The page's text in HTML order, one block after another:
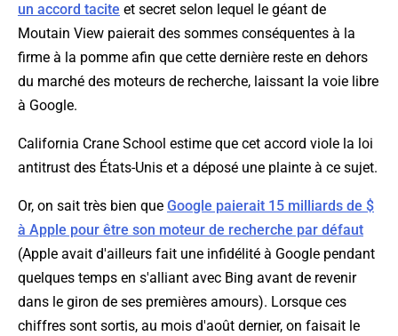
un accord tacite et secret selon lequel le géant de
Moutain View paierait des sommes conséquentes à la
firme à la pomme afin que cette dernière reste en dehors
du marché des moteurs de recherche, laissant la voie libre
à Google.
California Crane School estime que cet accord viole la loi
antitrust des États-Unis et a déposé une plainte à ce sujet.
Or, on sait très bien que Google paierait 15 milliards de $
à Apple pour être son moteur de recherche par défaut
(Apple avait d'ailleurs fait une infidélité à Google pendant
quelques temps en s'alliant avec Bing avant de revenir
dans le giron de ses premières amours). Lorsque ces
chiffres sont sortis, au mois d'août dernier, on faisait le